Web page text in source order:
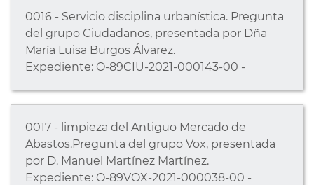
0016 - Servicio disciplina urbanística. Pregunta
del grupo Ciudadanos, presentada por Dña
María Luisa Burgos Álvarez.
Expediente: O-89CIU-2021-000143-00 -
0017 - limpieza del Antiguo Mercado de
Abastos.Pregunta del grupo Vox, presentada
por D. Manuel Martínez Martínez.
Expediente: O-89VOX-2021-000038-00 -